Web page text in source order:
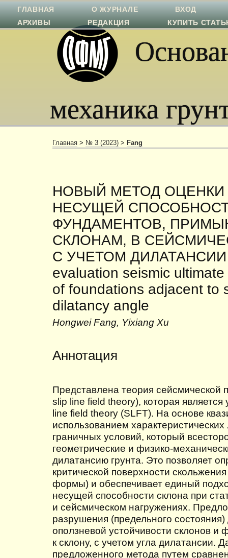
механика
ГЛАВНАЯ О ЖУРНАЛЕ
ВХОД
АРХИВЫ
РЕДАКЦИЯ КУПИТЬ
Главная > № 3 (2023) > Fang
НОВЫЙ МЕТОД ОЦЕНКИ
НЕСУЩЕЙ
ФУНДАМЕНТОВ,
СКЛОНАМ, В
С УЧЕТОМ ДИЛАТАНСИИ
evaluation seismic
of foundations adjacent to
dilatancy angle
Hongwei Fang, Yixiang Xu
Аннотация
Представлена теория сейсмической
slip line field theory), которая
line field theory (SLFT). На основе
использованием
граничных условий, который
геометрические и физико-
дилатансию грунта. Это позволяет
критической поверхности
формы) и обеспечивает единый
несущей способности склона при
и сейсмическом нагружениях.
разрушения (предельного
оползневой устойчивости склонов
к склону, с учетом угла дилатансии.
предложенного метода путем